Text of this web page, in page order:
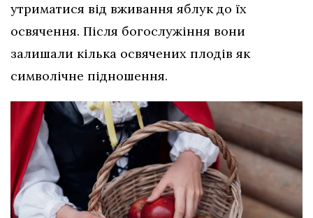
утриматися від вживання яблук до їх
освячення. Після богослужіння вони
залишали кілька освячених плодів як
символічне підношення.